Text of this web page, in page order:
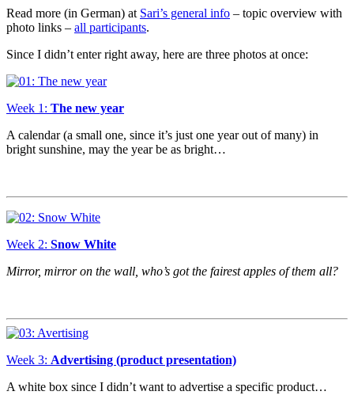
Read more (in German) at Sari’s general info – topic overview with
photo links – all participants.
Since I didn’t enter right away, here are three photos at once:
Week 1: The new year
A calendar (a small one, since it’s just one year out of many) in
bright sunshine, may the year be as bright…
Week 2: Snow White
Mirror, mirror on the wall, who’s got the fairest apples of them all?
Week 3: Advertising (product presentation)
A white box since I didn’t want to advertise a specific product…